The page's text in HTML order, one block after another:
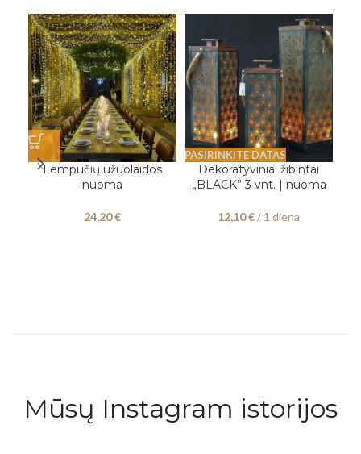
Lempučių užuolaidos
nuoma
24,20€
PASIRINKITE DATAS
Dekoratyviniai žibintai
„BLACK” 3 vnt. | nuoma
12,10€/ 1 diena
Mūsų Instagram istorijos